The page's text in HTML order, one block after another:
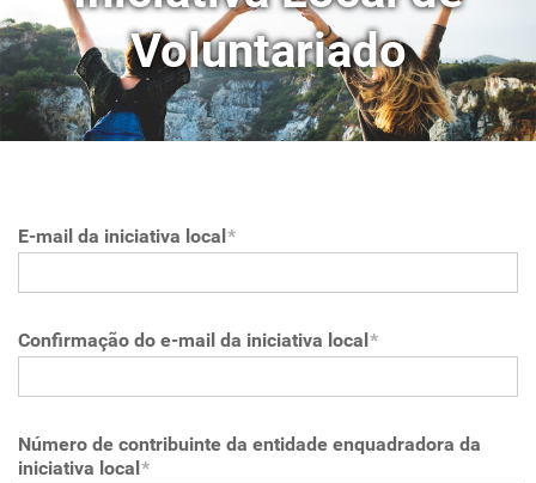
Voluntariado
E-mail da iniciativa local*
Confirmação do e-mail da iniciativa local*
Número de contribuinte da entidade enquadradora da
iniciativa local*